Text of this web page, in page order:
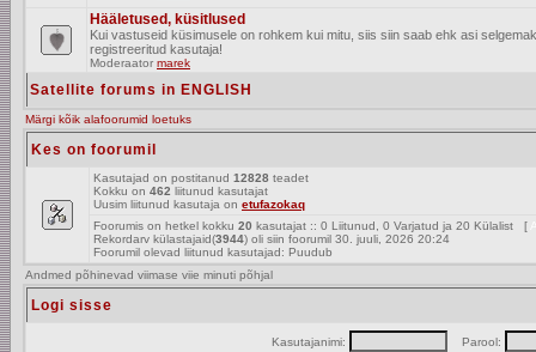
Hääletused, küsitlused
Kui vastuseid küsimusele on rohkem kui mitu, siis siin saab ehk asi
registreeritud kasutaja!
Moderaator marek
Satellite forums in ENGLISH
Märgi kõik alafoorumid loetuks
Kes on foorumil
Kasutajad on postitanud 12828 teadet
Kokku on 462 liitunud kasutajat
Uusim liitunud kasutaja on etufazokaq
Foorumis on hetkel kokku 20 kasutajat :: 0 Liitunud, 0 Varjatud ja 20 Külalist [
Rekordarv külastajaid(3944) oli siin foorumil 30. juuli, 2026 20:24
Foorumil olevad liitunud kasutajad: Puudub
Andmed põhinevad viimase viie minuti põhjal
Logi sisse
Kasutajanimi: Parool: